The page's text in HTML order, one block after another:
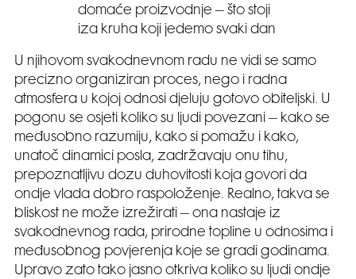
domaće proizvodnje – što stoji
iza kruha koji jedemo svaki dan
U njihovom svakodnevnom radu ne vidi se samo
precizno organiziran proces, nego i radna
atmosfera u kojoj odnosi djeluju gotovo obiteljski. U
pogonu se osjeti koliko su ljudi povezani – kako se
međusobno razumiju, kako si pomažu i kako,
unatoč dinamici posla, zadržavaju onu tihu,
prepoznatljivu dozu duhovitosti koja govori da
ondje vlada dobro raspoloženje. Realno, takva se
bliskost ne može izrežirati – ona nastaje iz
svakodnevnog rada, prirodne topline u odnosima i
međusobnog povjerenja koje se gradi godinama.
Upravo zato tako jasno otkriva koliko su ljudi ondje